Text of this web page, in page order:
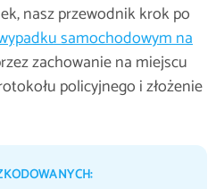
nasz przewodnik krok po
samochodowym na
zachowanie na miejscu
policyjnego i złożenie